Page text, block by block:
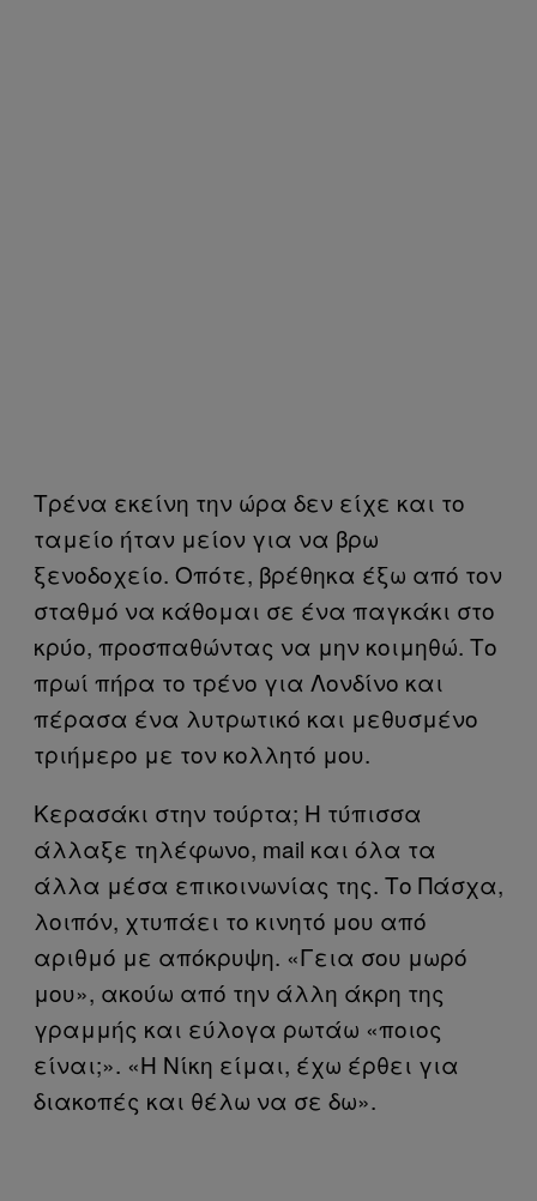
Τρένα εκείνη την ώρα δεν είχε και το
ταμείο ήταν μείον για να βρω
ξενοδοχείο. Οπότε, βρέθηκα έξω από τον
σταθμό να κάθομαι σε ένα παγκάκι στο
κρύο, προσπαθώντας να μην κοιμηθώ. Το
πρωί πήρα το τρένο για Λονδίνο και
πέρασα ένα λυτρωτικό και μεθυσμένο
τριήμερο με τον κολλητό μου.
Κερασάκι στην τούρτα; Η τύπισσα
άλλαξε τηλέφωνο, mail και όλα τα
άλλα μέσα επικοινωνίας της. Το Πάσχα,
λοιπόν, χτυπάει το κινητό μου από
αριθμό με απόκρυψη. «Γεια σου μωρό
μου», ακούω από την άλλη άκρη της
γραμμής και εύλογα ρωτάω «ποιος
είναι;». «Η Νίκη είμαι, έχω έρθει για
διακοπές και θέλω να σε δω».